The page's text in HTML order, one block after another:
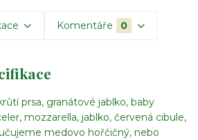
Komentáře 0
prsa, granátové jablko, baby
mozzarella, jablko, červená cibule,
medovo hořčičný, nebo